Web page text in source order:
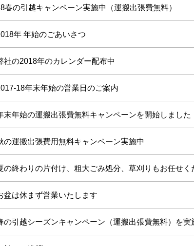
春の引越キャンペーン実施中（運搬出張費無料）
年 年始のごあいさつ
社の2018年のカレンダー配布中
18年末年始の営業日のご案内
末年始の運搬出張費無料キャンペーンを開始しました
の運搬出張費用無料キャンペーン実施中
の終わりの片付け、粗大ごみ処分、草刈りもお任せく
盆は休まず営業いたします
の引越シーズンキャンペーン（運搬出張費無料）を実